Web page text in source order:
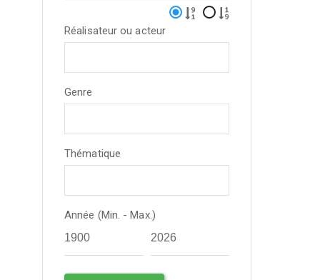
Réalisateur ou acteur
Genre
Thématique
Année (Min. - Max.)